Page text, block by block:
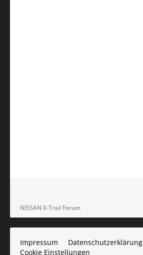
NISSAN X-Trail Forum
Impressum
Datenschutzerklärung
Cookie Einstellungen